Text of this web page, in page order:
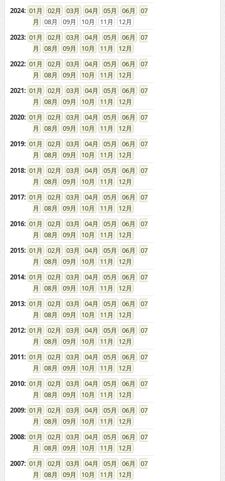
2024: 01 02 03 04 05 06
07
08
09 10 11
12
2023: 01 02 03 04 05 06
07
08
09 10 11
12
2022: 01 02 03 04 05 06
07
08
09 10 11
12
2021: 01 02 03 04 05 06
07
08
09 10 11
12
2020: 01 02 03 04 05 06
07
08
09 10 11
12
2019: 01 02 03 04 05 06
07
08
09 10 11
12
2018: 01 02 03 04 05 06
07
08
09 10 11
12
2017: 01 02 03 04 05 06
07
08
09 10 11
12
2016: 01 02 03 04 05 06
07
08
09 10 11
12
2015: 01 02 03 04 05 06
07
08
09 10 11
12
2014: 01 02 03 04 05 06
07
08
09 10 11
12
2013: 01 02 03 04 05 06
07
08
09 10 11
12
2012: 01 02 03 04 05 06
07
08
09 10 11
12
2011: 01 02 03 04 05 06
07
08
09 10 11
12
2010: 01 02 03 04 05 06
07
08
09 10 11
12
2009: 01 02 03 04 05 06
07
08
09 10 11
12
2008: 01 02 03 04 05 06
07
08
09 10 11
12
2007: 01 02 03 04 05 06
07
08
09 10 11
12